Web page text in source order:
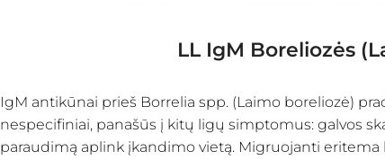
LL IgM Boreliozės
IgM antikūnai prieš Borrelia spp. (Laimo boreliozė)
nespecifiniai, panašūs į kitų ligų simptomus: galvos
paraudimą aplink įkandimo vietą. Migruojanti